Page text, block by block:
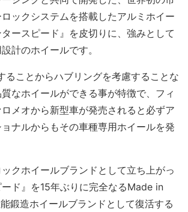
ックシステムを搭載したアルミホイー
ースピード』を皮切りに、強みとして
計のホイールです。
ることからハブリングを考慮することな
なホイールができる事が特徴で、フィ
メオから新型車が発売されると必ずア
ナルからもその車種専用ホイールを発
クホイールブランドとして立ち上がっ
ド』を15年ぶりに完全なるMade in
鍛造ホイールブランドとして復活する